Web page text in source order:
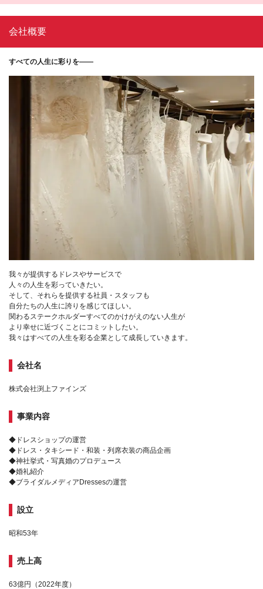
会社概要
すべての人生に彩りを――
我々が提供するドレスやサービスで
人々の人生を彩っていきたい。
そして、それらを提供する社員・スタッフも
自分たちの人生に誇りを感じてほしい。
関わるステークホルダーすべてのかけがえのない人生が
より幸せに近づくことにコミットしたい。
我々はすべての人生を彩る企業として成長していきます。
会社名
株式会社渕上ファインズ
事業内容
◆ドレスショップの運営
◆ドレス・タキシード・和装・列席衣装の商品企画
◆神社挙式・写真婚のプロデュース
◆婚礼紹介
◆ブライダルメディアDressesの運営
設立
昭和53年
売上高
63億円（2022年度）